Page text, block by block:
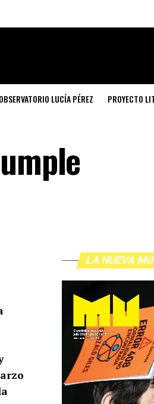
OBSERVATORIO LUCÍA PÉREZ PROYECTO
LA NUEVA